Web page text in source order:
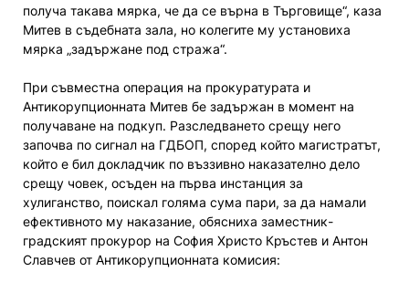
получа такава мярка, че да се върна в Търговище“, каза
Митев в съдебната зала, но колегите му установиха
мярка „задържане под стража“.
При съвместна операция на прокуратурата и
Антикорупционната Митев бе задържан в момент на
получаване на подкуп. Разследването срещу него
започва по сигнал на ГДБОП, според който магистратът,
който е бил докладчик по въззивно наказателно дело
срещу човек, осъден на първа инстанция за
хулиганство, поискал голяма сума пари, за да намали
ефективното му наказание, обясниха заместник-
градският прокурор на София Христо Кръстев и Антон
Славчев от Антикорупционната комисия: